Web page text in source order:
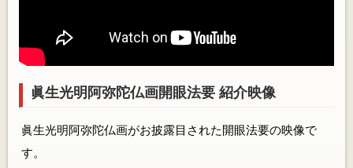
眞生光明阿弥陀仏画開眼法要 紹介映像
眞生光明阿弥陀仏画がお披露目された開眼法要の映像で
す。